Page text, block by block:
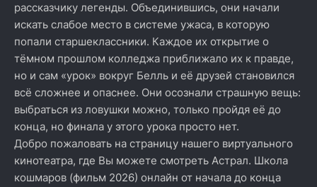
рассказчику легенды. Объединившись, они начали
искать слабое место в системе ужаса, в которую
попали старшеклассники. Каждое их открытие о
тёмном прошлом колледжа приближало их к правде,
но и сам «урок» вокруг Белль и её друзей становился
всё сложнее и опаснее. Они осознали страшную вещь:
выбраться из ловушки можно, только пройдя её до
конца, но финала у этого урока просто нет.
Добро пожаловать на страницу нашего виртуального
кинотеатра, где Вы можете смотреть Астрал. Школа
кошмаров (фильм 2026) онлайн от начала до конца